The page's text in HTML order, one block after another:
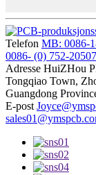
Telefon MB: 0086-
0086- (0) 752-
Adresse HuiZHou
Tongqiao Town,
Guangdong
E-post